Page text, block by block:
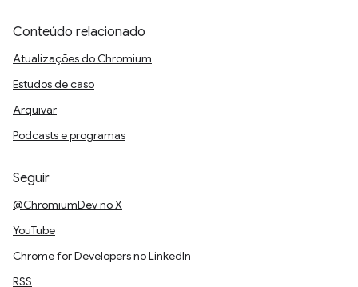
Conteúdo relacionado
Atualizações do Chromium
Estudos de caso
Arquivar
Podcasts e programas
Seguir
@ChromiumDev no X
YouTube
Chrome for Developers no LinkedIn
RSS